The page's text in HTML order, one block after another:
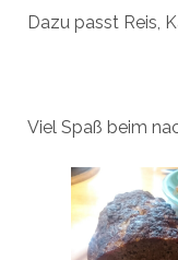
Dazu passt Reis,
Viel Spaß beim